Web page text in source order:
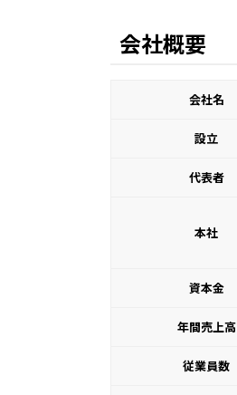
会社概要
会社名
設立
代表者
本社
資本金
年間売上高
従業員数